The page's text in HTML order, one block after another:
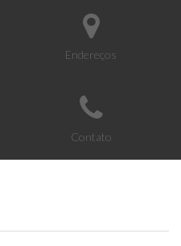
Endereços
Contato